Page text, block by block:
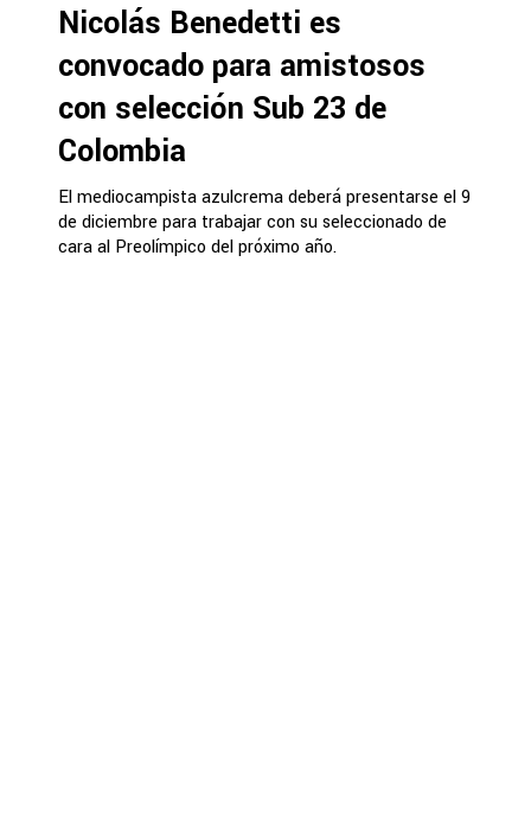
Nicolás Benedetti es
convocado para amistosos
con selección Sub 23 de
Colombia
El mediocampista azulcrema deberá presentarse el 9
de diciembre para trabajar con su seleccionado de
cara al Preolímpico del próximo año.